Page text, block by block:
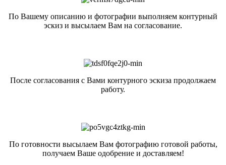
По Вашему описанию и фотографии выполняем контурный
эскиз и высылаем Вам на согласование.
После согласования с Вами контурного эскиза продолжаем
работу.
По готовности высылаем Вам фотографию готовой работы,
получаем Ваше одобрение и доставляем!